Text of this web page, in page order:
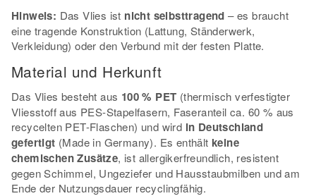
Hinweis: Das Vlies ist nicht selbsttragend – es braucht
eine tragende Konstruktion (Lattung, Ständerwerk,
Verkleidung) oder den Verbund mit der festen Platte.
Material und Herkunft
Das Vlies besteht aus 100 % PET (thermisch verfestigter
Vliesstoff aus PES-Stapelfasern, Faseranteil ca. 60 % aus
recycelten PET-Flaschen) und wird in Deutschland
gefertigt (Made in Germany). Es enthält keine
chemischen Zusätze, ist allergikerfreundlich, resistent
gegen Schimmel, Ungeziefer und Hausstaubmilben und am
Ende der Nutzungsdauer recyclingfähig.